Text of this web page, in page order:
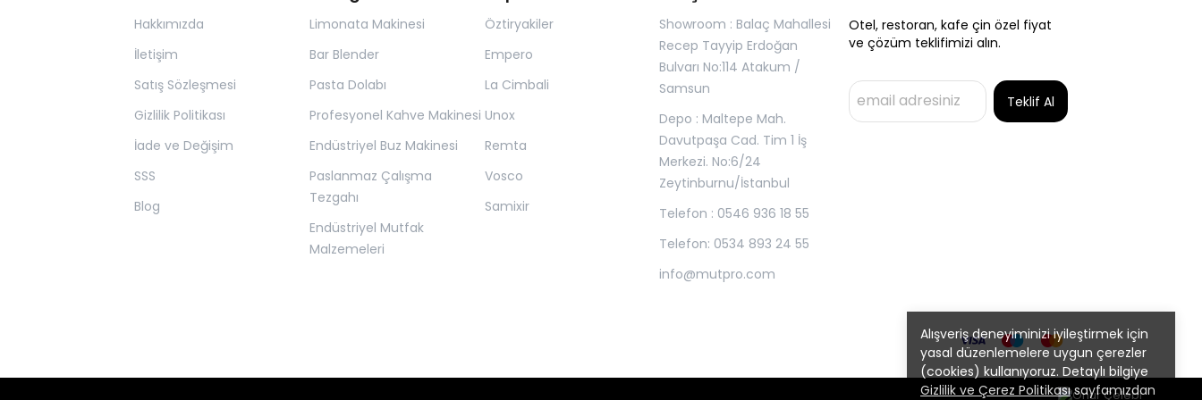
Alışveriş deneyiminizi iyileştirmek için
yasal düzenlemelere uygun çerezler
(cookies) kullanıyoruz. Detaylı bilgiye
Gizlilik ve Çerez Politikasısayfamızdan
Hakkımızda
İletişim
Satış Sözleşmesi
Gizlilik Politikası
İade ve Değişim
SSS
Blog
Limonata Makinesi
Bar Blender
Pasta Dolabı
Profesyonel Kahve Makinesi
Endüstriyel Buz Makinesi
Paslanmaz Çalışma
Tezgahı
Endüstriyel Mutfak
Malzemeleri
Öztiryakiler
Empero
La Cimbali
Unox
Remta
Vosco
Samixir
Showroom : Balaç Mahallesi
Recep Tayyip Erdoğan
Bulvarı No:114 Atakum /
Samsun
Depo : Maltepe Mah.
Davutpaşa Cad. Tim 1 İş
Merkezi. No:6/24
Zeytinburnu/İstanbul
Telefon : 0546 936 18 55
Telefon: 0534 893 24 55
info@mutpro.com
Otel, restoran, kafe çin özel fiyat
ve çözüm teklifimizi alın.
Teklif Al